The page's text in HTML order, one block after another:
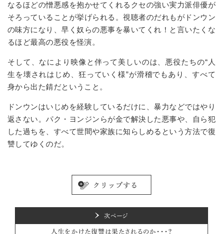
なるほどの憎悪感を抱かせてくれるクセの強い実力派俳優が
そろっていることが挙げられる。視聴者のだれもがドンウン
の味方になり、早く奴らの悪事を暴いてくれ！と言いたくな
るほど最高の悪役を怪演。
そして、なにより映像と伴って美しいのは、悪役たちの“人
生を壊されはじめ、狂っていく様”が滑稽でもあり、すべて
身から出た錆だということ。
ドンウンはいじめを経験しているだけに、暴力などではやり
返さない。パク・ヨンジンらが金で解決した悪事や、自ら犯
した過ちを、すべて世間や家族に知らしめるという方法で復
讐してゆくのだ。
次ページ
人生をかけた復讐は果たされるのか・・・？